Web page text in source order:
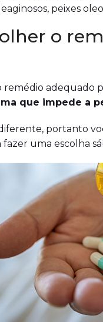
peixes
o
remédio adequado
que impede a
portanto
uma escolha